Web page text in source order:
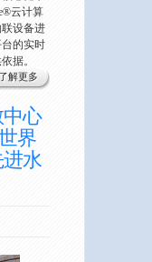
云计算
设备进
的实时
据。
了解更多
心
界
水